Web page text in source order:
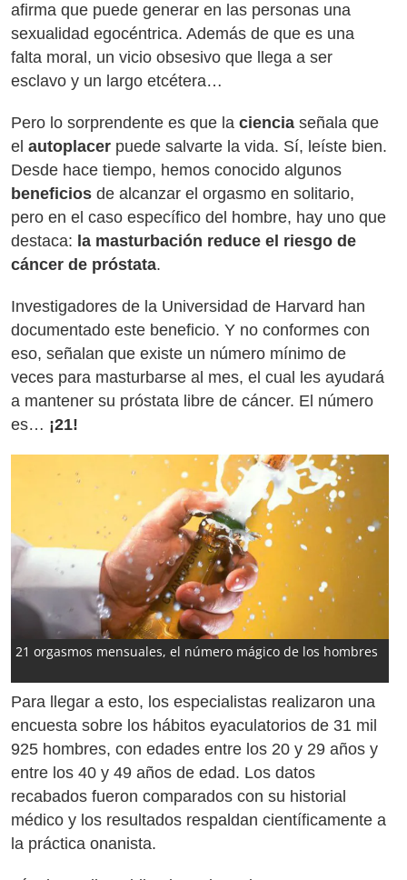
afirma que puede generar en las personas una
sexualidad egocéntrica. Además de que es una
falta moral, un vicio obsesivo que llega a ser
esclavo y un largo etcétera…
Pero lo sorprendente es que la ciencia señala que
el autoplacer puede salvarte la vida. Sí, leíste bien.
Desde hace tiempo, hemos conocido algunos
beneficios de alcanzar el orgasmo en solitario,
pero en el caso específico del hombre, hay uno que
destaca: la masturbación reduce el riesgo de
cáncer de próstata.
Investigadores de la Universidad de Harvard han
documentado este beneficio. Y no conformes con
eso, señalan que existe un número mínimo de
veces para masturbarse al mes, el cual les ayudará
a mantener su próstata libre de cáncer. El número
es… ¡21!
21 orgasmos mensuales, el número mágico de los hombres
Para llegar a esto, los especialistas realizaron una
encuesta sobre los hábitos eyaculatorios de 31 mil
925 hombres, con edades entre los 20 y 29 años y
entre los 40 y 49 años de edad. Los datos
recabados fueron comparados con su historial
médico y los resultados respaldan científicamente a
la práctica onanista.